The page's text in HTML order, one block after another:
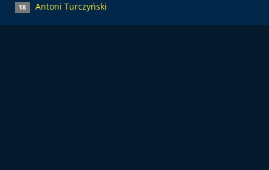
18 Antoni Turczyński